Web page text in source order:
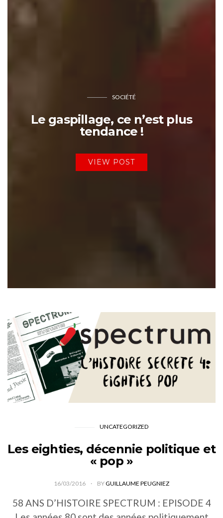
SOCIÉTÉ
Le gaspillage, ce n’est plus
tendance !
VIEW POST
UNCATEGORIZED
Les eighties, décennie politique et
« pop »
16/03/2016 BYGUILLAUME PEUGNIEZ
58 ANS D’HISTOIRE SPECTRUM : EPISODE 4